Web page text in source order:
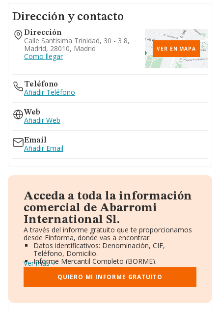
Dirección y contacto
Dirección
Calle Santisima Trinidad, 30 - 3 8,
Madrid, 28010, Madrid
Como llegar
VER EN MAPA
Teléfono
Añadir Teléfono
Web
Añadir Web
Email
Añadir Email
Acceda a toda la información
comercial de Abarromi
International Sl.
A través del informe gratuito que te proporcionamos
desde Einforma, donde vas a encontrar:
Datos identificativos: Denominación, CIF,
Teléfono, Domicilio.
Informe Mercantil Completo (BORME).
Gráficos de Evolución Ventas y Empleados.
Consejo de Administración y Administradores.
Directivos y Ejecutivos.
Ver más
QUIERO MI INFORME GRATUITO